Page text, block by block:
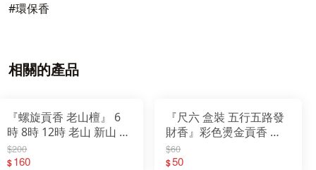
#環保香
相關的產品
『螺旋貢香 老山檀』 6
時 8時 12時 老山 新山 青
洲沉 沉檀 螺旋香 微煙 環
$200
$160
『尺六 盒裝 五行五路發
財香』彩色燙金貢香 金
錢香 大貢香 祝壽 補庫 開
工 祈福 招財進寶 補財庫
$60
$50